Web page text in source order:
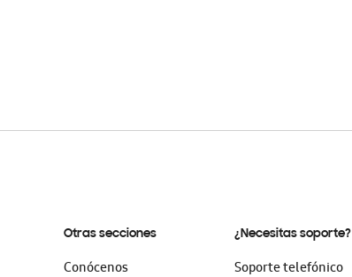
Otras secciones
Conócenos
¿Necesitas soporte?
Soporte telefónico